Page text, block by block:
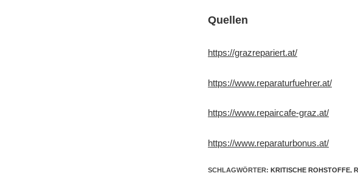
Quellen
https://grazrepariert.at/
https://www.reparaturfuehrer.at/
https://www.repaircafe-graz.at/
https://www.reparaturbonus.at/
SCHLAGWÖRTER: KRITISCHE ROHSTOFFE,